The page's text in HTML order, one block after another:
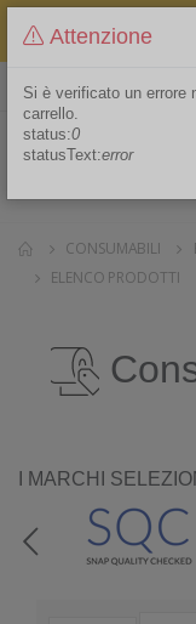
Il sito non chiude
Area Riservata
CONSUMABILI
ELENCO PRODOTTI
I MARCHI
Attenzione
Si è verificato un errore
carrello.
status:0
statusText:error